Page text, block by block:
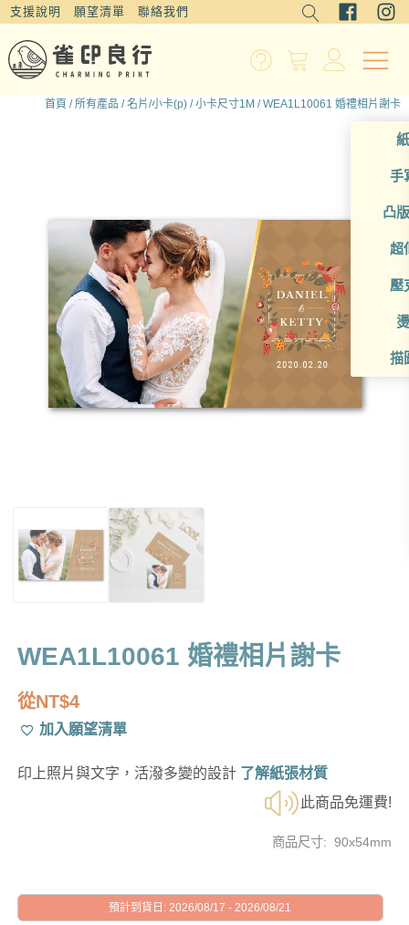
支援說明 願望清單 聯絡我們
手
凸
超
壓
描
首頁 /所有產品 /名片/小卡(p) /小卡尺寸1M / WEA1L10061 婚禮相片謝卡
WEA1L10061 婚禮相片謝卡
從NT$4
加入願望清單
印上照片與文字，活潑多變的設計 了解紙張材質
此商品免運費!
商品尺寸: 90x54mm
預計到貨日: 2026/08/17 - 2026/08/21